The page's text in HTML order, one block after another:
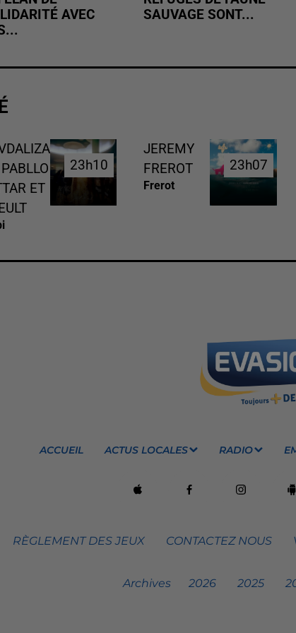
AVEC
SAUVAGE SONT...
ET
23h10
23h10
JEREMY
FREROT
Frerot
23h07
23h07
ACCUEIL ACTUS LOCALES RADIO
RÈGLEMENT DES JEUX CONTACTEZ NOUS
Archives 2026 2025